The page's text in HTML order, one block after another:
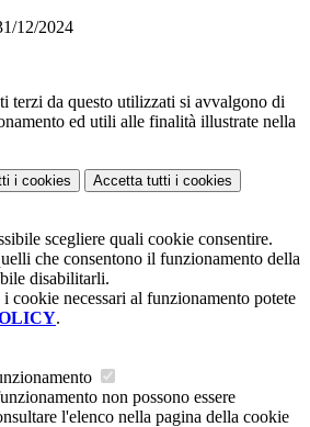
12/2024
terzi da questo utilizzati si avvalgono di
ed utili alle finalità illustrate nella
i cookies Accetta tutti i cookies
scegliere quali cookie consentire.
che consentono il funzionamento della
disabilitarli.
cookie necessari al funzionamento potete
.
non possono essere
l'elenco nella pagina della cookie